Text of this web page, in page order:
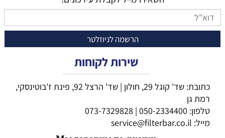
שירות לקוחות
כתובת: שד' קוגל 29, חולון | שד' הרצל 92, פינת ז'בוטינסקי,
רמת גן
טלפון: 050-2334400
|
073-7329828
מייל: service@filterbar.co.il